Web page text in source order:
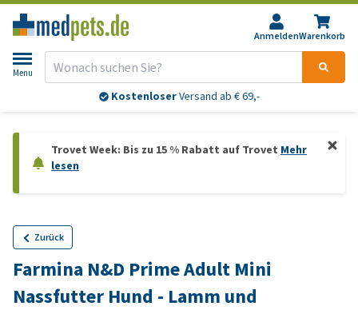
AnmeldenWarenkorb
Menu
KostenloserVersand ab € 69,-
Trovet Week: Bis zu 15 % Rabatt auf Trovet Mehr
lesen
Zurück
Farmina N&D Prime Adult Mini
Nassfutter Hund - Lamm und